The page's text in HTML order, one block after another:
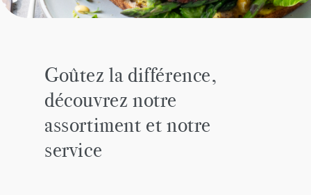
Goûtez la différence,
découvrez notre
assortiment et notre
service